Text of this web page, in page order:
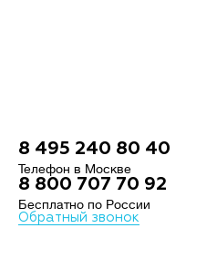
8 495 240 80 40
Телефон в Москве
8 800 707 70 92
Бесплатно по России
Обратный звонок